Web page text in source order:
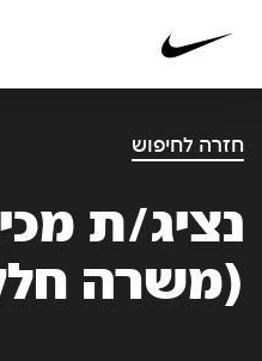
חזרה לחיפוש
נציג/ת
(משרה